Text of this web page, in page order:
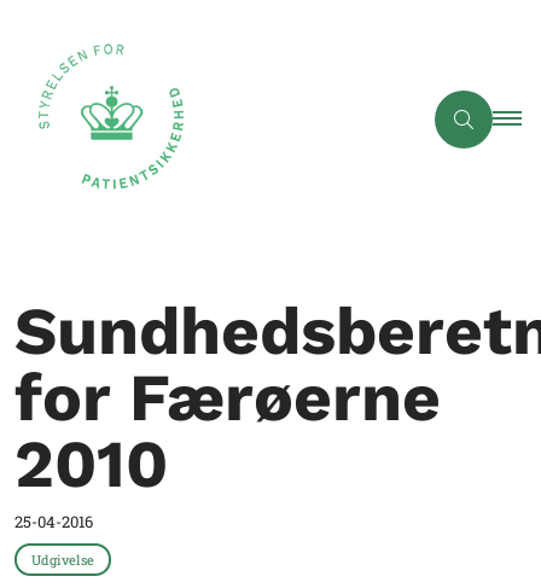
for Færøerne
2010
25-04-2016
Udgivelse